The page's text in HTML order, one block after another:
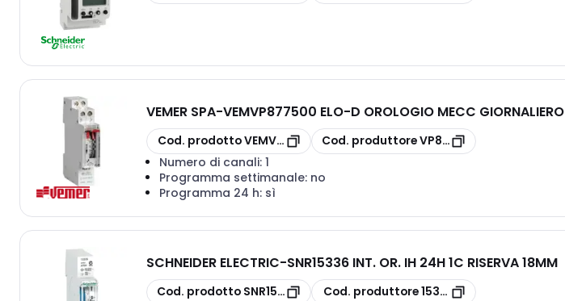
VEMER SPA-VEMVP877500 ELO-D OROLOGIO MECC GIORNALIERO
copia
Cod. prodottoVEMVP877500copia
Cod. produttoreVP877500
Numero di canali: 1
Programma settimanale: no
Programma 24 h: sì
SCHNEIDER ELECTRIC-SNR15336 INT. OR. IH 24H 1C RISERVA 18MM
copia
Cod. prodotto SNR15336 copia
Cod. produttore15336